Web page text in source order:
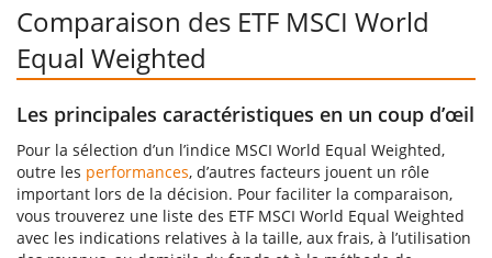
Comparaison des ETF MSCI World
Equal Weighted
Les principales caractéristiques en un coup d’œil
Pour la sélection d’un l’indice MSCI World Equal Weighted,
outre les performances, d’autres facteurs jouent un rôle
important lors de la décision. Pour faciliter la comparaison,
vous trouverez une liste des ETF MSCI World Equal Weighted
avec les indications relatives à la taille, aux frais, à l’utilisation